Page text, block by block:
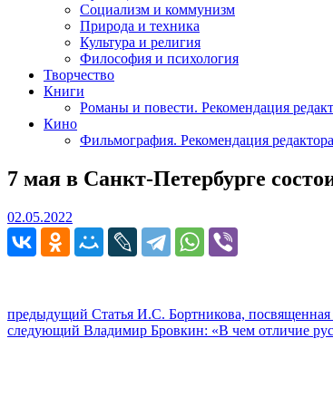
Социализм и коммунизм
Природа и техника
Культура и религия
Философия и психология
Творчество
Книги
Романы и повести. Рекомендация
Кино
Фильмография. Рекомендация редактора
7 мая в Санкт-Петербурге
02.05.2022
Навигация
по
предыдущий Предыдущий
пост:
Статья И.С. Бортникова,
следующий Следующее
Владимир Бровкин: «В чем отличие